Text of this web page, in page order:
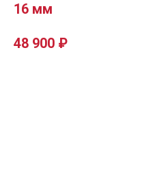
16 мм
48 900 ₽